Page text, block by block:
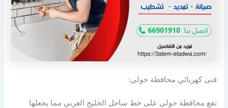
فنى كهربائي محافظة حولي:
تقع محافظة حولي على خط ساحل الخليج العربي مما يجعلها